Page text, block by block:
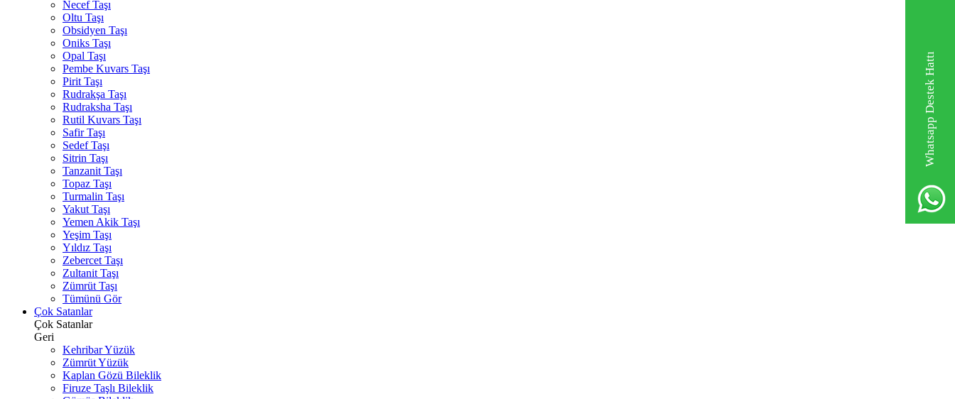
Whatsapp Destek Hattı
Necef Taşı
Oltu Taşı
Obsidyen Taşı
Oniks Taşı
Opal Taşı
Pembe Kuvars Taşı
Pirit Taşı
Rudrakşa Taşı
Rudraksha Taşı
Rutil Kuvars Taşı
Safir Taşı
Sedef Taşı
Sitrin Taşı
Tanzanit Taşı
Topaz Taşı
Turmalin Taşı
Yakut Taşı
Yemen Akik Taşı
Yeşim Taşı
Yıldız Taşı
Zebercet Taşı
Zultanit Taşı
Zümrüt Taşı
Tümünü Gör
Çok Satanlar
Çok Satanlar
Geri
Kehribar Yüzük
Zümrüt Yüzük
Kaplan Gözü Bileklik
Firuze Taşlı Bileklik